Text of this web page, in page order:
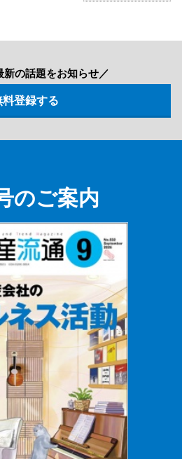
新の話題をお知らせ／
のご案内